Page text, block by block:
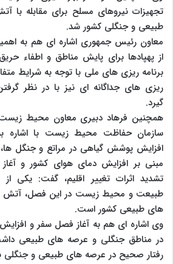
تجهیزات نیروهای مسلح برای مقابله
طبیعی و جنگلی کشور شد.
معاون رئیس جمهوری اشاره ای هم به
از پهپادها برای پایش مناطق و اطفاء
برنامه ریزی های ملی با توجه به شرایط
ریزی های جداگانه ای نیز با در نظر
گیرد.
همچنین فرهاد دبیری معاون محیط
سازمان حفاظت محیط زیست با اشاره
افزایش پوشش گیاهی در مراتع و جنگل
مبنی بر افزایش دمای هوای کشور و آغاز
تشدید اثرات تغییر اقلیم، گفت: یکی از
طبیعت و محیط زیست در این فصل، آتش
های طبیعی کشور است.
وی اشاره ای هم به آغاز فصل سفر و
در مناطق جنگلی و عرصه های طبیعی
رفتار صحیح در عرصه های طبیعی و جنگلی